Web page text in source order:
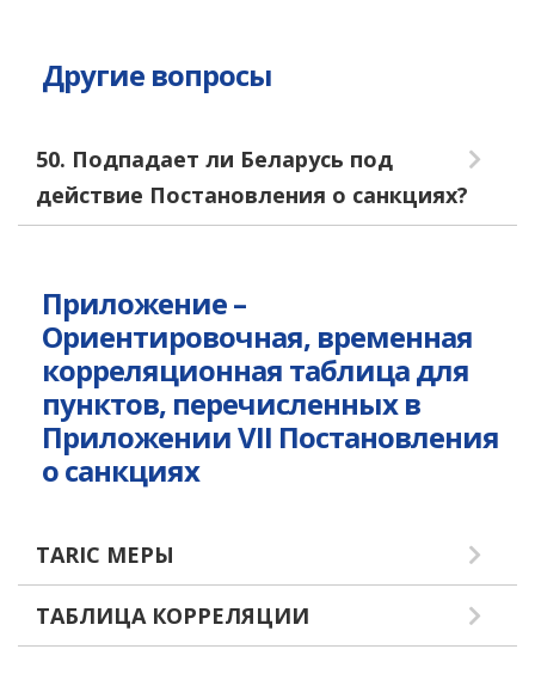
Другие вопросы
50. Подпадает ли Беларусь под
действие Постановления о санкциях?
Приложение –
Ориентировочная, временная
корреляционная таблица для
пунктов, перечисленных в
Приложении VII Постановления
о санкциях
TARIC МЕРЫ
ТАБЛИЦА КОРРЕЛЯЦИИ